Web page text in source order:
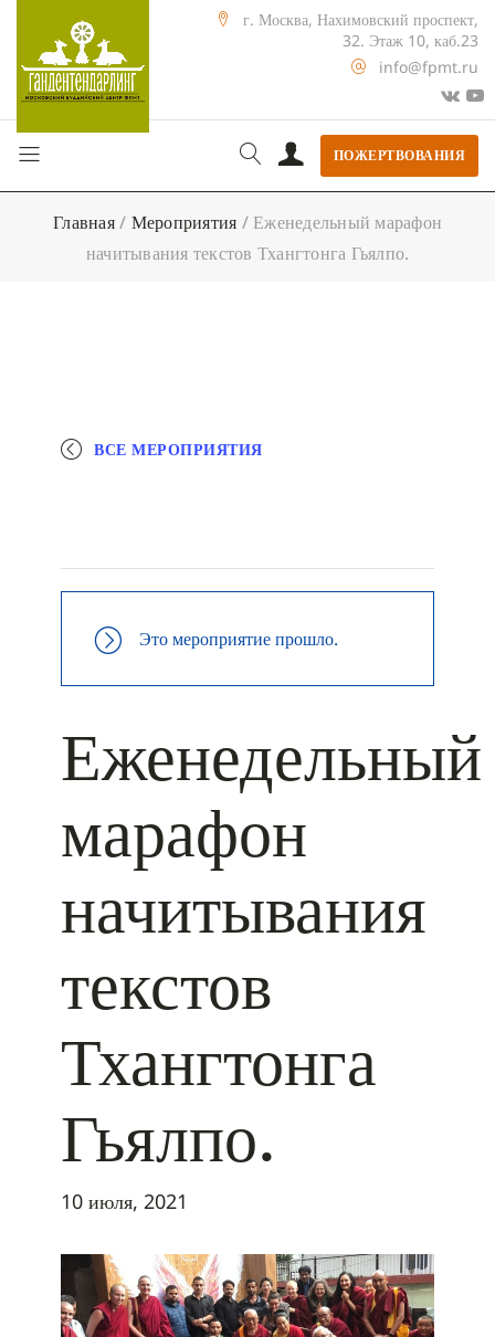
г. Москва, Нахимовский проспект,
32. Этаж 10, каб.23
info@fpmt.ru
ПОЖЕРТВОВАНИЯ
Главная/ Мероприятия / Еженедельный марафон
начитывания текстов Тхангтонга Гьялпо.
ВСЕ МЕРОПРИЯТИЯ
Это мероприятие прошло.
Еженедельный
марафон
начитывания
текстов
Тхангтонга
Гьялпо.
10 июля, 2021